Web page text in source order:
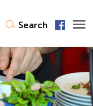
Search